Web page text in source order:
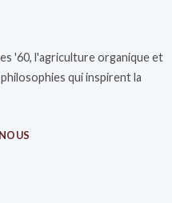
'60, l'agriculture organique et
qui inspirent la